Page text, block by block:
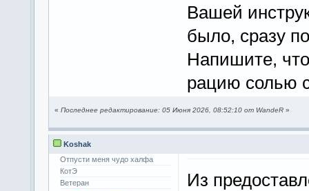
Вашей
было, сразу
Напишите,
рацию солью
« Последнее редактирование: 05 Июня 2026, 08:52:10 от WandeR »
Koshak
Отпусти меня чудо халфа
КотЭ
Ветеран
Из